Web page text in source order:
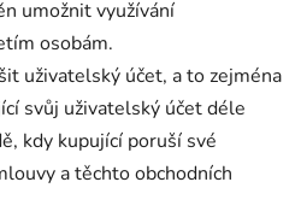
umožnit využívání
osobám.
uživatelský účet, a to zejména
svůj uživatelský účet déle
kdy kupující poruší své
a těchto obchodních